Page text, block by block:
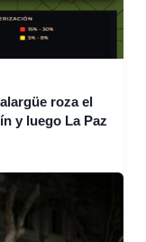
roza el
y luego La Paz